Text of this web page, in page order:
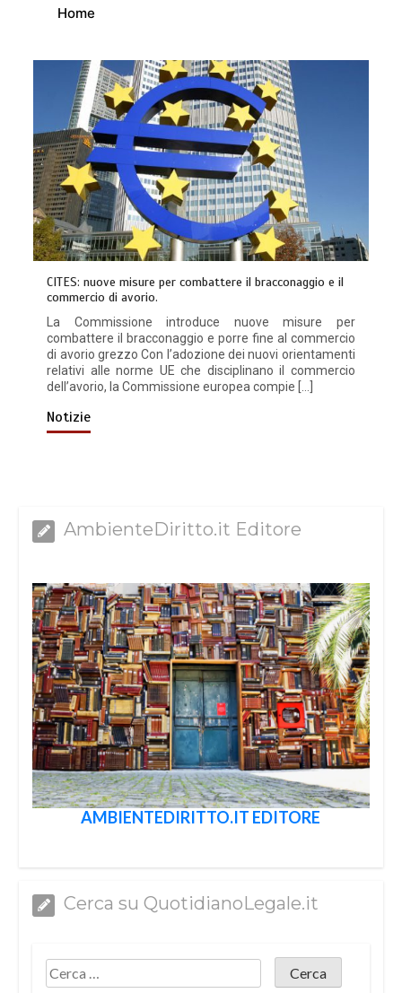
Home
CITES: nuove misure per combattere il bracconaggio e il
commercio di avorio.
La Commissione introduce nuove misure per
combattere il bracconaggio e porre fine al commercio
di avorio grezzo Con l’adozione dei nuovi orientamenti
relativi alle norme UE che disciplinano il commercio
dell’avorio, la Commissione europea compie […]
Notizie
AmbienteDiritto.it Editore
AMBIENTEDIRITTO.IT EDITORE
Cerca su QuotidianoLegale.it